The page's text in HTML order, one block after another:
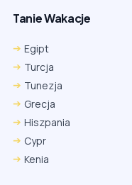
Tanie Wakacje
Egipt
Turcja
Tunezja
Grecja
Hiszpania
Cypr
Kenia